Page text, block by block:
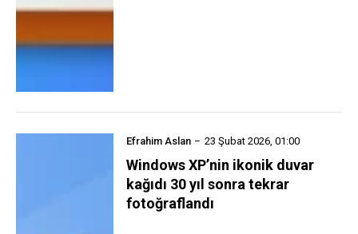
Efrahim Aslan 23 Şubat 2026, 01:00
Windows XP’nin ikonik duvar
kağıdı 30 yıl sonra tekrar
fotoğraflandı